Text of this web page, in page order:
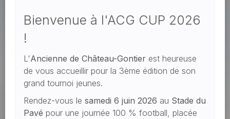
Bienvenue à l'ACG CUP 2026
!
L'Ancienne de Château-Gontier est heureuse
de vous accueillir pour la 3ème édition de son
grand tournoi jeunes.
Rendez-vous le samedi 6 juin 2026 au Stade du
Pavé pour une journée 100 % football, placée